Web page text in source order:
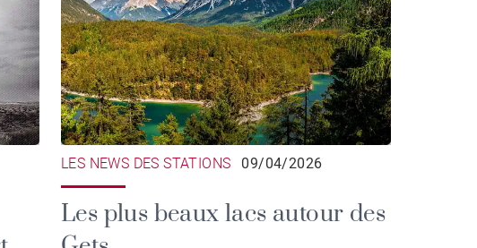
LES NEWS DES STATIONS 09/04/2026
Les plus beaux lacs autour des